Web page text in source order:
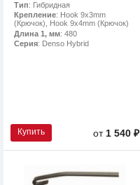
Тип: Гибридная
Крепление: Hook 9x3mm
(Крючок), Hook 9x4mm (Крючок)
Длина 1, мм: 480
Серия: Denso Hybrid
Купить от1 540 ₽